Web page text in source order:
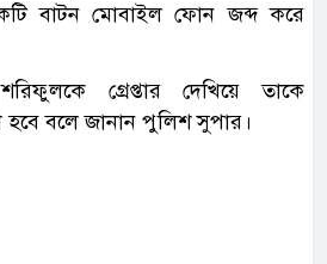
বাটন মোবাইল ফোন জব্দ করে
গ্রেপ্তার দেখিয়ে তাকে
বলে জানান পুলিশ সুপার।